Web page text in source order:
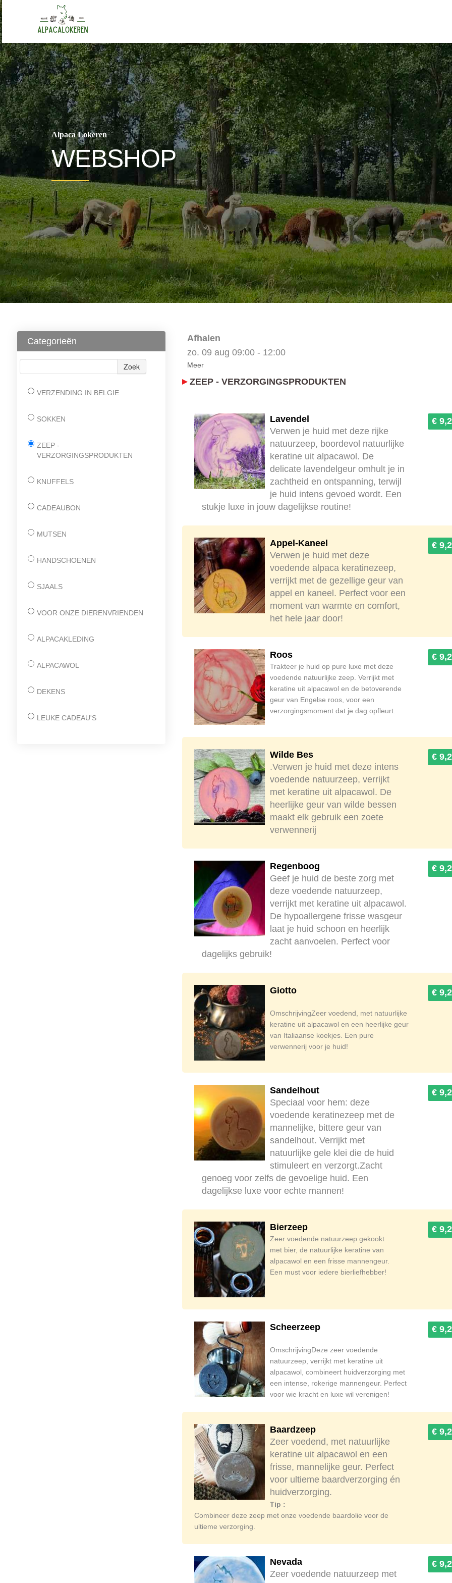
Alpaca Lokeren
WEBSHOP
Categorieën
Zoek
VERZENDING IN BELGIE
SOKKEN
ZEEP -
VERZORGINGSPRODUKTEN
KNUFFELS
CADEAUBON
MUTSEN
HANDSCHOENEN
SJAALS
VOOR ONZE DIERENVRIENDEN
ALPACAKLEDING
ALPACAWOL
DEKENS
LEUKE CADEAU'S
Afhalen
zo. 09 aug09:00 - 12:00
Meer
ZEEP - VERZORGINGSPRODUKTEN
Lavendel
Verwen je huid met deze rijke
natuurzeep, boordevol natuurlijke
keratine uit alpacawol. De
delicate lavendelgeur omhult je in
zachtheid en ontspanning, terwijl
je huid intens gevoed wordt. Een
stukje luxe in jouw dagelijkse routine!
€
Appel-Kaneel
Verwen je huid met deze
voedende alpaca keratinezeep,
verrijkt met de gezellige geur van
appel en kaneel. Perfect voor een
moment van warmte en comfort,
het hele jaar door!
€
Roos
Trakteer je huid op pure luxe met deze
voedende natuurlijke zeep. Verrijkt met
keratine uit alpacawol en de betoverende
geur van Engelse roos, voor een
verzorgingsmoment dat je dag opfleurt.
€
Wilde Bes
.Verwen je huid met deze intens
voedende natuurzeep, verrijkt
met keratine uit alpacawol. De
heerlijke geur van wilde bessen
maakt elk gebruik een zoete
verwennerij
€
Regenboog
​Geef je huid de beste zorg met
deze voedende natuurzeep,
verrijkt met keratine uit alpacawol.
De hypoallergene frisse wasgeur
laat je huid schoon en heerlijk
zacht aanvoelen. Perfect voor
dagelijks gebruik!
€
Giotto
OmschrijvingZeer voedend, met natuurlijke
keratine uit alpacawol en een heerlijke geur
van Italiaanse koekjes. Een pure
verwennerij voor je huid!
€
Sandelhout
Speciaal voor hem: deze
voedende keratinezeep met de
mannelijke, bittere geur van
sandelhout. Verrijkt met
natuurlijke gele klei die de huid
stimuleert en verzorgt.Zacht
genoeg voor zelfs de gevoelige huid. Een
dagelijkse luxe voor echte mannen!
€
Bierzeep
Zeer voedende natuurzeep gekookt
met bier, de natuurlijke keratine van
alpacawol en een frisse mannengeur.
Een must voor iedere bierliefhebber!
€
Scheerzeep
OmschrijvingDeze zeer voedende
natuurzeep, verrijkt met keratine uit
alpacawol, combineert huidverzorging met
een intense, rokerige mannengeur. Perfect
voor wie kracht en luxe wil verenigen!
€
Baardzeep
Zeer voedend, met natuurlijke
keratine uit alpacawol en een
frisse, mannelijke geur. Perfect
voor ultieme baardverzorging én
huidverzorging.
Tip :
Combineer deze zeep met onze voedende baardolie voor de
ultieme verzorging.
€
Nevada
Zeer voedende natuurzeep met
€